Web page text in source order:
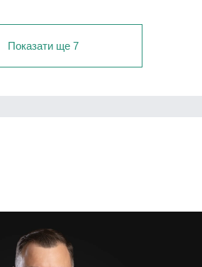
Показати ще 7